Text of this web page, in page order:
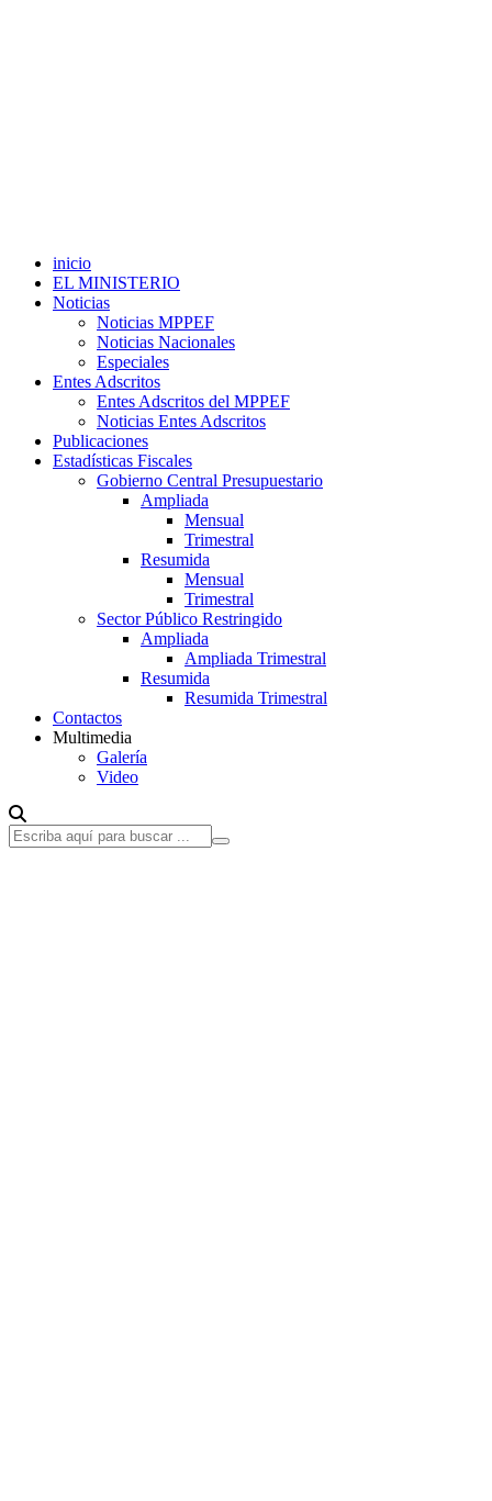
inicio
EL MINISTERIO
Noticias
Noticias MPPEF
Noticias Nacionales
Especiales
Entes Adscritos
Entes Adscritos del MPPEF
Noticias Entes Adscritos
Publicaciones
Estadísticas Fiscales
Gobierno Central Presupuestario
Ampliada
Mensual
Trimestral
Resumida
Mensual
Trimestral
Sector Público Restringido
Ampliada
Ampliada Trimestral
Resumida
Resumida Trimestral
Contactos
Multimedia
Galería
Video